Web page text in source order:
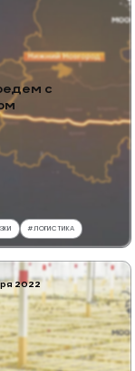
с
# ЛОГИСТИКА
2022